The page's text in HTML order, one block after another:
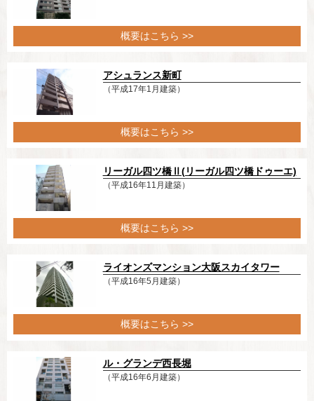
概要はこちら >>
アシュランス新町
（平成17年1月建築）
概要はこちら >>
リーガル四ツ橋Ⅱ(リーガル四ツ橋ドゥーエ)
（平成16年11月建築）
概要はこちら >>
ライオンズマンション大阪スカイタワー
（平成16年5月建築）
概要はこちら >>
ル・グランデ西長堀
（平成16年6月建築）